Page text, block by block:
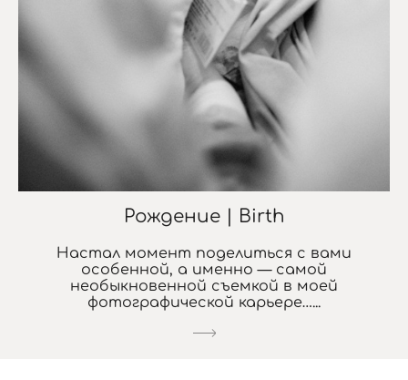
Рождение | Birth
Настал момент поделиться с вами
особенной, а именно — самой
необыкновенной съемкой в моей
фотографической карьере…...